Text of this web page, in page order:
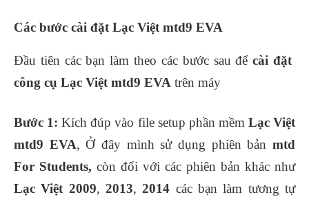
Các bước cài đặt Lạc Việt mtd9 EVA
Đầu tiên các bạn làm theo các bước sau đểcài đặt
công cụ Lạc Việt mtd9 EVA trên máy
Bước 1: Kích đúp vào file setup phần mềm Lạc Việt
mtd9 EVA, Ở đây mình sử dụng phiên bản mtd
For Students, còn đối với các phiên bản khác như
Lạc Việt 2009,2013,2014 các bạn làm tương tự